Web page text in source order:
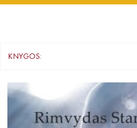
Knygos su autografais
KNYGOS PIGIAU
KNYGOS:
Grožinė literatūra
Knygos vaikams ir paaugliams
Negrožinė literatūra